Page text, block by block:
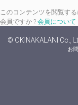
このコンテンツを閲覧す
会員ですか ? 会員について
© OKINAKALANI Co.,
お